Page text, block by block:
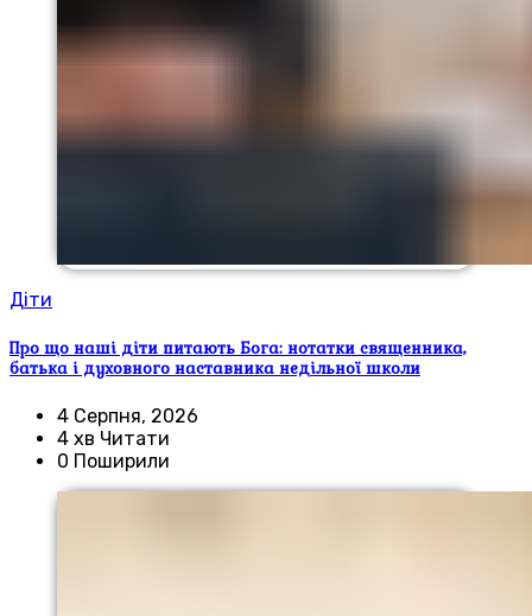
Діти
Про що наші діти питають Бога: нотатки священника,
батька і духовного наставника недільної школи
4 Серпня, 2026
4 хв Читати
0 Поширили